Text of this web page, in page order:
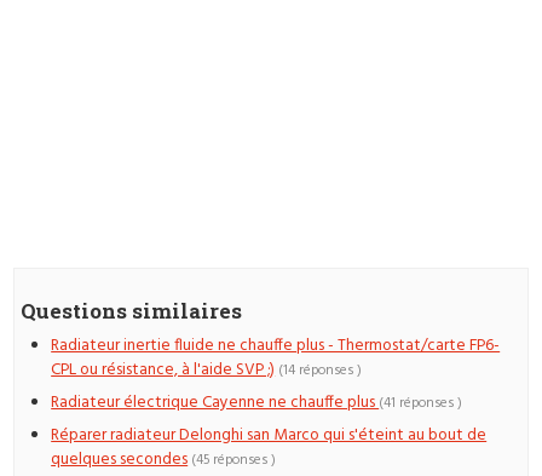
Questions similaires
Radiateur inertie fluide ne chauffe plus - Thermostat/carte FP6-
CPL ou résistance, à l'aide SVP ;) (14 réponses )
Radiateur électrique Cayenne ne chauffe plus(41 réponses )
Réparer radiateur Delonghi san Marco qui s'éteint au bout de
quelques secondes (45 réponses )